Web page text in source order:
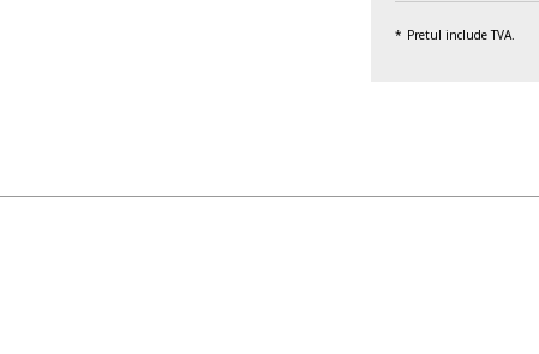
Pretul include TVA.